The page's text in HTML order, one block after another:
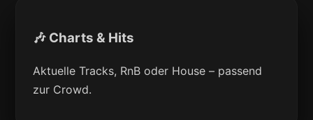
🎶 Charts & Hits
Aktuelle Tracks, RnB oder House – passend
zur Crowd.